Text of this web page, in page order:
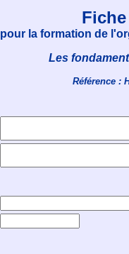
pour la formation de
Les
Référence :